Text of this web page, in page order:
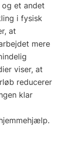
et andet
i fysisk
at
mere
viser, at
reducerer
klar